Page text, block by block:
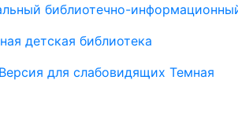
библиотечно-
детская библиотека
Версия для слабовидящих Темная